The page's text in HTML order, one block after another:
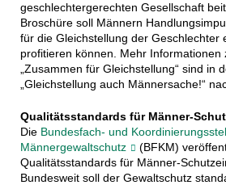
geschlechtergerechten Gesellschaft
Broschüre soll Männern
für die Gleichstellung der Geschlechter
profitieren können. Mehr Informationen
„Zusammen für Gleichstellung“ sind in
„Gleichstellung auch Männersache!“
Qualitätsstandards für Männer-
Die Bundesfach- und
Männergewaltschutz
(BFKM)
Qualitätsstandards für Männer-
Bundesweit soll der Gewaltschutz